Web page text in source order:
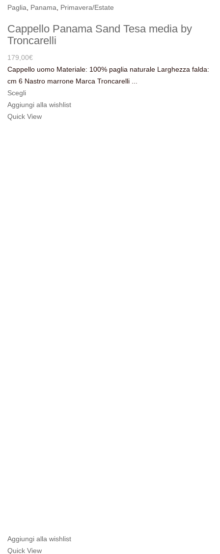
Paglia
Panama Primavera/Estate
Cappello Panama Sand Tesa media by
Troncarelli
179,00€
Cappello uomo Materiale: 100% paglia naturale Larghezza falda:
cm 6 Nastro marrone Marca Troncarelli ...
Scegli
Aggiungi alla wishlist
Quick View
Aggiungi alla wishlist
Quick View